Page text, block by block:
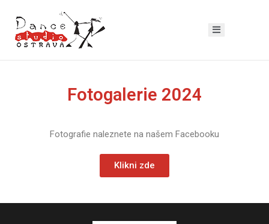
Fotogalerie 2024
Fotografie naleznete na našem Facebooku
Klikni zde